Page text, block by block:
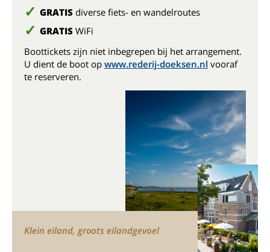
GRATIS diverse fiets- en wandelroutes
GRATIS WiFi
Boottickets zijn niet inbegrepen bij het arrangement.
U dient de boot op www.rederij-doeksen.nl vooraf
te reserveren.
Klein eiland, groots eilandgevoel